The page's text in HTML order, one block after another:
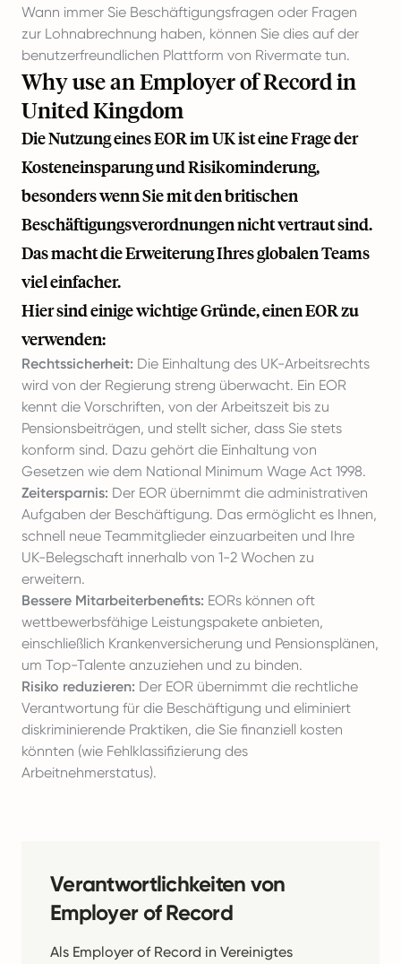
Wann immer Sie Beschäftigungsfragen oder Fragen
zur Lohnabrechnung haben, können Sie dies auf der
benutzerfreundlichen Plattform von Rivermate tun.
Why use an Employer of Record in
United Kingdom
Die Nutzung eines EOR im UK ist eine Frage der
Kosteneinsparung und Risikominderung,
besonders wenn Sie mit den britischen
Beschäftigungsverordnungen nicht vertraut sind.
Das macht die Erweiterung Ihres globalen Teams
viel einfacher.
Hier sind einige wichtige Gründe, einen EOR zu
verwenden:
Rechtssicherheit: Die Einhaltung des UK-Arbeitsrechts
wird von der Regierung streng überwacht. Ein EOR
kennt die Vorschriften, von der Arbeitszeit bis zu
Pensionsbeiträgen, und stellt sicher, dass Sie stets
konform sind. Dazu gehört die Einhaltung von
Gesetzen wie dem National Minimum Wage Act 1998.
Zeitersparnis: Der EOR übernimmt die administrativen
Aufgaben der Beschäftigung. Das ermöglicht es Ihnen,
schnell neue Teammitglieder einzuarbeiten und Ihre
UK-Belegschaft innerhalb von 1-2 Wochen zu
erweitern.
Bessere Mitarbeiterbenefits: EORs können oft
wettbewerbsfähige Leistungspakete anbieten,
einschließlich Krankenversicherung und Pensionsplänen,
um Top-Talente anzuziehen und zu binden.
Risiko reduzieren: Der EOR übernimmt die rechtliche
Verantwortung für die Beschäftigung und eliminiert
diskriminierende Praktiken, die Sie finanziell kosten
könnten (wie Fehlklassifizierung des
Arbeitnehmerstatus).
Verantwortlichkeiten von
Employer of Record
Als Employer of Record in Vereinigtes